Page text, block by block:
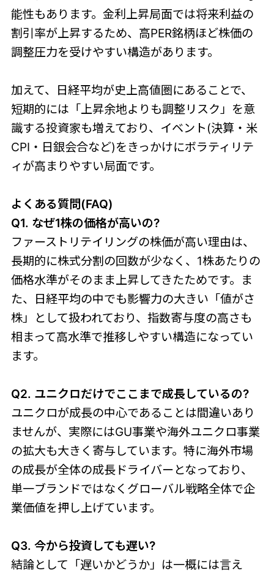
能性もあります。金利上昇局面では将来利益の
割引率が上昇するため、高PER銘柄ほど株価の
調整圧力を受けやすい構造があります。
加えて、日経平均が史上高値圏にあることで、
短期的には「上昇余地よりも調整リスク」を意
識する投資家も増えており、イベント(決算・米
CPI・日銀会合など)をきっかけにボラティリテ
ィが高まりやすい局面です。
よくある質問(FAQ)
Q1. なぜ1株の価格が高いの?
ファーストリテイリングの株価が高い理由は、
長期的に株式分割の回数が少なく、1株あたりの
価格水準がそのまま上昇してきたためです。ま
た、日経平均の中でも影響力の大きい「値がさ
株」として扱われており、指数寄与度の高さも
相まって高水準で推移しやすい構造になってい
ます。
Q2. ユニクロだけでここまで成長しているの?
ユニクロが成長の中心であることは間違いあり
ませんが、実際にはGU事業や海外ユニクロ事業
の拡大も大きく寄与しています。特に海外市場
の成長が全体の成長ドライバーとなっており、
単一ブランドではなくグローバル戦略全体で企
業価値を押し上げています。
Q3. 今から投資しても遅い?
結論として「遅いかどうか」は一概には言え